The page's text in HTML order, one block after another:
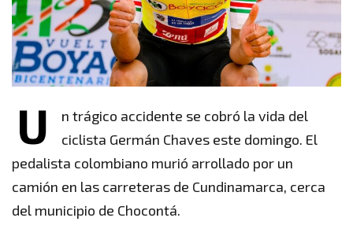
U
n trágico accidente se cobró la vida del
ciclista Germán Chaves este domingo. El
pedalista colombiano murió arrollado por un
camión en las carreteras de Cundinamarca, cerca
del municipio de Chocontá.